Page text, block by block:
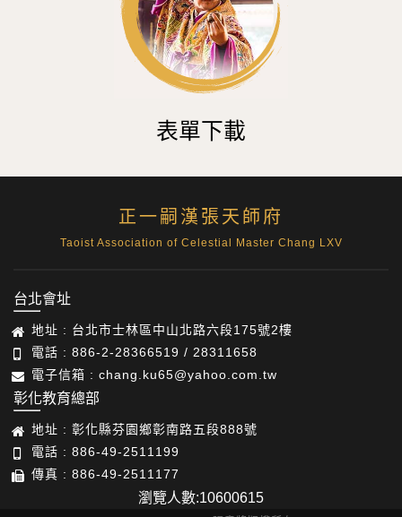
表單下載
正一嗣漢張天師府
Taoist Association of Celestial Master Chang LXV
台北會址
地址 : 台北市士林區中山北路六段175號2樓
電話 : 886-2-28366519 / 28311658
電子信箱 : chang.ku65@yahoo.com.tw
彰化教育總部
地址 : 彰化縣芬園鄉彰南路五段888號
電話 : 886-49-2511199
傳真 : 886-49-2511177
瀏覽人數:10600615